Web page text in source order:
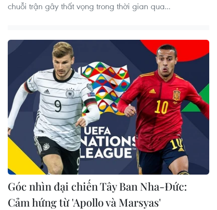
chuỗi trận gây thất vọng trong thời gian qua...
Góc nhìn đại chiến Tây Ban Nha-Đức:
Cảm hứng từ 'Apollo và Marsyas'